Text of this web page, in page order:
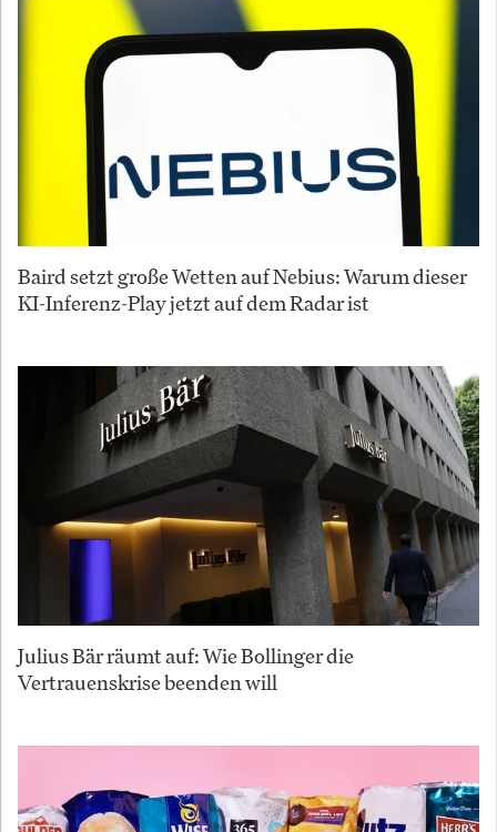
Baird setzt große Wetten auf Nebius: Warum dieser
KI-Inferenz-Play jetzt auf dem Radar ist
Julius Bär räumt auf: Wie Bollinger die
Vertrauenskrise beenden will